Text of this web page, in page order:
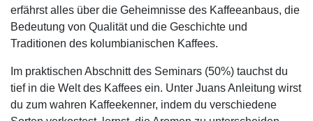
erfährst alles über die Geheimnisse des Kaffeeanbaus, die
Bedeutung von Qualität und die Geschichte und
Traditionen des kolumbianischen Kaffees.
Im praktischen Abschnitt des Seminars (50%) tauchst du
tief in die Welt des Kaffees ein. Unter Juans Anleitung wirst
du zum wahren Kaffeekenner, indem du verschiedene